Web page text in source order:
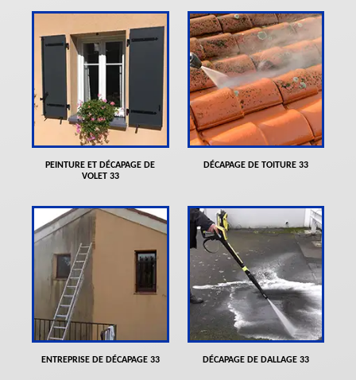
PEINTURE ET DÉCAPAGE DE
VOLET 33
DÉCAPAGE DE TOITURE 33
ENTREPRISE DE DÉCAPAGE 33 DÉCAPAGE DE DALLAGE 33